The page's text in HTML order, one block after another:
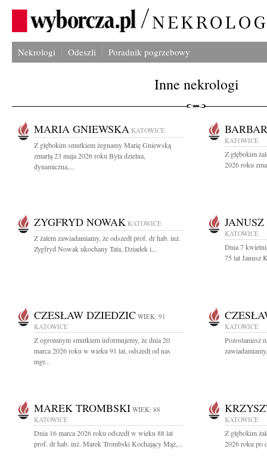
Nekrologi Odeszli Poradnik pogrzebowy
Inne nekrologi
MARIA GNIEWSKA KATOWICE
Z głębokim smutkiem żegnamy Marię Gniewską
zmarłą 23 maja 2026 roku Była dzielna,
dynamiczna,...
KATOWICE
Z głębokim
2026 roku
ZYGFRYD NOWAK KATOWICE
Z żalem zawiadamiamy, że odszedł prof. dr hab. inż.
Zygfryd Nowak ukochany Tata, Dziadek i...
KATOWICE
Dnia 7
75 lat Janusz
CZESŁAW DZIEDZIC WIEK: 91
KATOWICE
Z ogromnym smutkiem informujemy, że dnia 20
marca 2026 roku w wieku 91 lat, odszedł od nas
mgr...
KATOWICE
Pozostaniesz
MAREK TROMBSKI WIEK: 88
KATOWICE
Dnia 16 marca 2026 roku odszedł w wieku 88 lat
prof. dr hab. inż. Marek Trombski Kochający Mąż,...
KATOWICE
Z głębokim
2026 roku po